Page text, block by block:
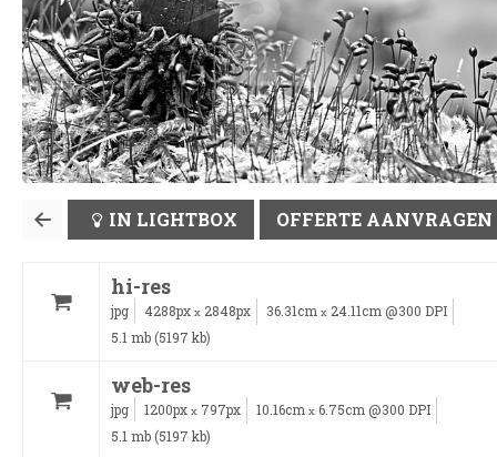
IN LIGHTBOX OFFERTE AANVRAGEN
hi-res
jpg 4288px x 2848px 36.31cm x 24.11cm @300 DPI
5.1 mb (5197 kb)
web-res
jpg 1200px x 797px 10.16cm x 6.75cm @300 DPI
5.1 mb (5197 kb)